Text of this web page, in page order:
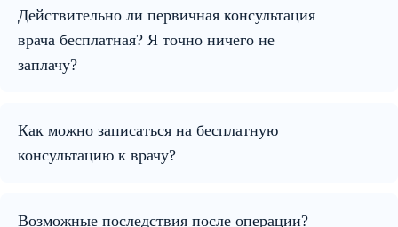
Действительно ли первичная консультация
врача бесплатная? Я точно ничего не
заплачу?
Как можно записаться на бесплатную
консультацию к врачу?
Возможные последствия после операции?